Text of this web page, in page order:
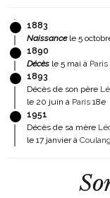
1883
Naissancele 5
1890
Décès le 5 mai à Paris
1893
Décès de son père
le 20 juin à Paris 18e
1951
Décès de sa mère
le 17 janvier à